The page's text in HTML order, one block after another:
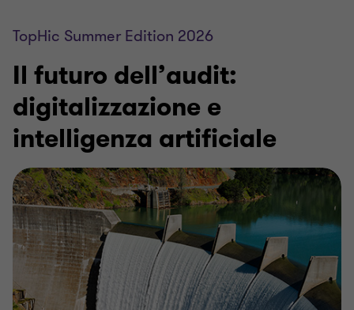
TopHic Summer Edition 2026
Il futuro dell’audit:
digitalizzazione e
intelligenza artificiale